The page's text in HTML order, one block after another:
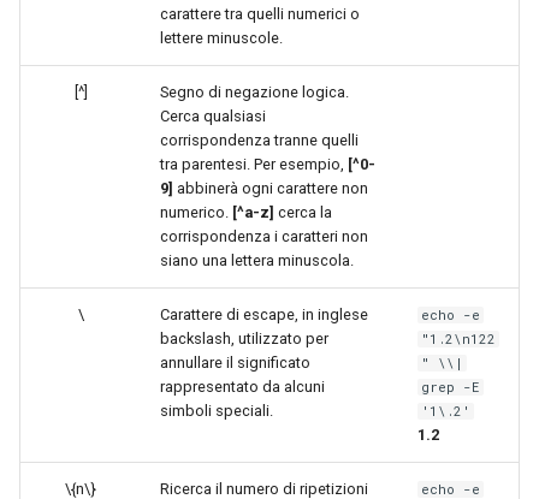
carattere tra quelli numerici o
lettere minuscole.
[^]
Segno di negazione logica.
Cerca qualsiasi
corrispondenza tranne quelli
tra parentesi. Per esempio, [^0-
9] abbinerà ogni carattere non
numerico. [^a-z] cerca la
corrispondenza i caratteri non
siano una lettera minuscola.
\
Carattere di escape, in inglese
backslash, utilizzato per
annullare il significato
rappresentato da alcuni
simboli speciali.
echo -e
"1.2\n122
" \\|
grep -E
'1\.2'
1.2
\{n\}
Ricerca il numero di ripetizioni
echo -e